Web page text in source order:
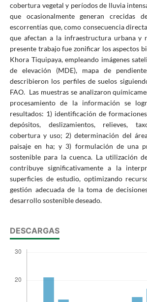
cobertura vegetal y períodos de lluvia
que ocasionalmente generan crecidas
escorrentías que, como consecuencia
que afectan a la infraestructura urbana y
presente trabajo fue zonificar los aspectos
Khora Tiquipaya, empleando imágenes
de elevación (MDE), mapa de
describieron los perfiles de suelos
FAO. Las muestras se analizaron
procesamiento de la información se
resultados: 1) identificación de
depósitos, deslizamientos, relieves,
cobertura y uso; 2) determinación del
paisaje en ha; y 3) formulación de una
sostenible para la cuenca. La utilización
contribuye significativamente a la
superficies de estudio, optimizando
gestión adecuada de la toma de
desarrollo sostenible deseado.
DESCARGAS